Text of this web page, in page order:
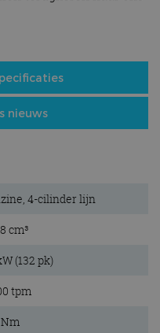
nieuws
4-cilinder lijn
cm³
(132 pk)
tpm